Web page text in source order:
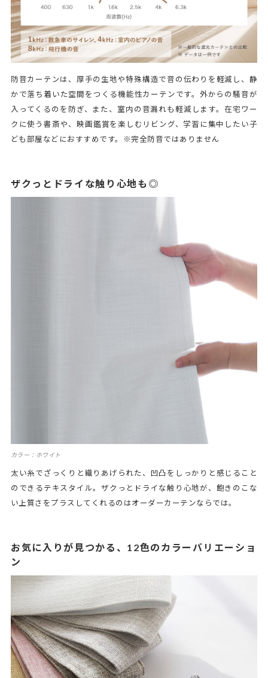
防音カーテンは、厚手の生地や特殊構造で音の伝わりを軽減し、静
かで落ち着いた空間をつくる機能性カーテンです。外からの騒音が
入ってくるのを防ぎ、また、室内の音漏れも軽減します。在宅ワー
クに使う書斎や、映画鑑賞を楽しむリビング、学習に集中したい子
ども部屋などにおすすめです。※完全防音ではありません
ザクっとドライな触り心地も◎
カラー：ホワイト
太い糸でざっくりと織りあげられた、凹凸をしっかりと感じること
のできるテキスタイル。ザクっとドライな触り心地が、飽きのこな
い上質さをプラスしてくれるのはオーダーカーテンならでは。
お気に入りが見つかる、12色のカラーバリエーショ
ン